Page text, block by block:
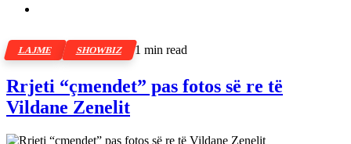
LAJME SHOWBIZ 1 min read
Rrjeti “çmendet” pas fotos së re të
Vildane Zenelit